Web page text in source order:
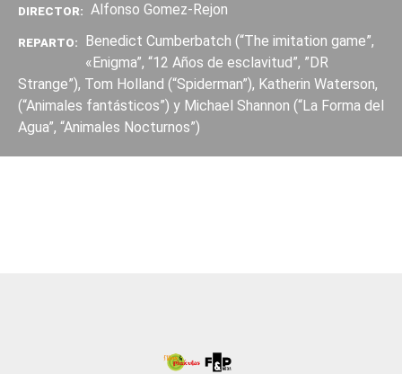
DIRECTOR: Alfonso Gomez-Rejon
REPARTO:
Benedict Cumberbatch (“The imitation game”,
«Enigma”, “12 Años de esclavitud”, ”DR
Strange”), Tom Holland (“Spiderman”), Katherin Waterson,
(“Animales fantásticos”) y Michael Shannon (“La Forma del
Agua”, “Animales Nocturnos”)